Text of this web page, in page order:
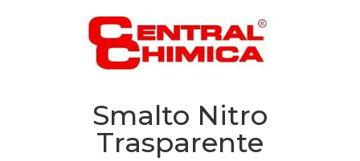
Smalto Nitro
Trasparente